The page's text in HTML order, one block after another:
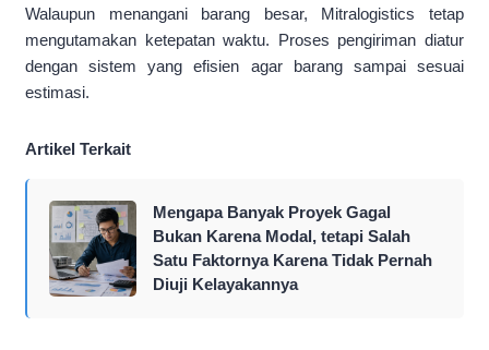
Walaupun menangani barang besar, Mitralogistics tetap
mengutamakan ketepatan waktu. Proses pengiriman diatur
dengan sistem yang efisien agar barang sampai sesuai
estimasi.
Artikel Terkait
Mengapa Banyak Proyek Gagal
Bukan Karena Modal, tetapi Salah
Satu Faktornya Karena Tidak Pernah
Diuji Kelayakannya